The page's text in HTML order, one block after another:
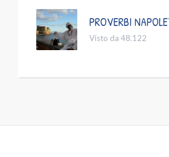
PROVERBI
Visto da 48.122